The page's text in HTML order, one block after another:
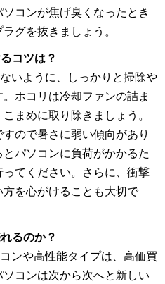
コンが焦げ臭くなったとき
グを抜きましょう。
コツは？
いように、しっかりと掃除や
ホコリは冷却ファンの詰ま
まめに取り除きましょう。
ので暑さに弱い傾向があり
パソコンに負荷がかかるた
てください。さらに、衝撃
を心がけることも大切で
るのか？
ンや高性能タイプは、高価買
コンは次から次へと新しい